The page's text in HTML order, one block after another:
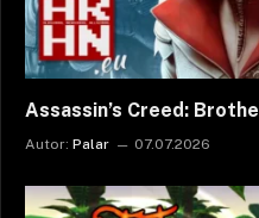
Assassin’s Creed:
Autor: Palar 07.07.2026